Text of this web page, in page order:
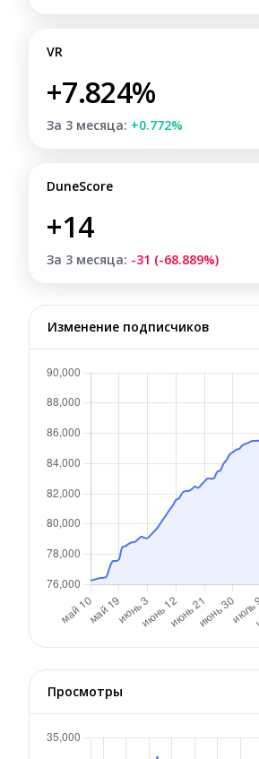
VR
+7.824%
За 3 месяца: +0.772%
DuneScore
+14
За 3 месяца: -31 (-68.889%)
Изменение подписчиков
Просмотры